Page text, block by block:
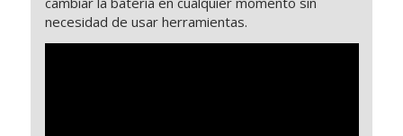
necesidad de usar herramientas.